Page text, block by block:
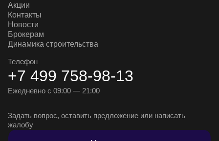
Акции
Контакты
Новости
Брокерам
Динамика строительства
Телефон
+7 499 758-98-13
Ежедневно с 09:00 — 21:00
Задать вопрос, оставить предложение или написать
жалобу